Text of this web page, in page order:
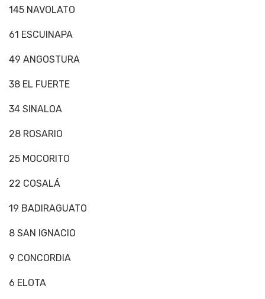
145 NAVOLATO
61 ESCUINAPA
49 ANGOSTURA
38 EL FUERTE
34 SINALOA
28 ROSARIO
25 MOCORITO
22 COSALÁ
19 BADIRAGUATO
8 SAN IGNACIO
9 CONCORDIA
6 ELOTA